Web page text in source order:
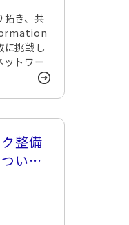
拓き、共
に挑戦し
ットワー
整備
いて